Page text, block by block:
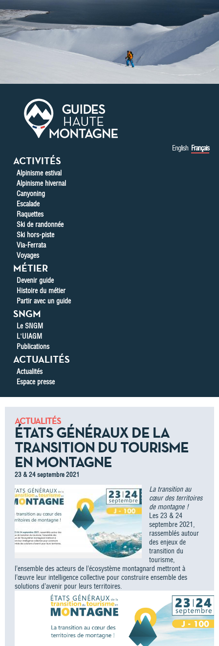
English Français
ACTIVITÉS
Alpinisme estival
Alpinisme hivernal
Canyoning
Escalade
Raquettes
Ski de randonnée
Ski hors-piste
Via-Ferrata
Voyages
MÉTIER
Devenir guide
Histoire du métier
Partir avec un guide
SNGM
Le SNGM
L'UIAGM
Publications
ACTUALITÉS
Actualités
Espace presse
ACTUALITÉS
ÉTATS GÉNÉRAUX DE LA
TRANSITION DU TOURISME
EN MONTAGNE
23 & 24 septembre 2021
La transition au
cœur des territoires
de montagne !
Les 23 & 24
septembre 2021,
rassemblés autour
des enjeux de
transition du
tourisme,
l’ensemble des acteurs de l’écosystème montagnard mettront à
l’œuvre leur intelligence collective pour construire ensemble des
solutions d’avenir pour leurs territoires.